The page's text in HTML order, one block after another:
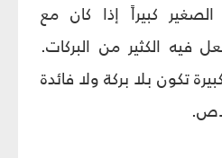
كبيراً إذا كان مع
فيه الكثير من البركات.
تكون بلا بركة ولا فائدة